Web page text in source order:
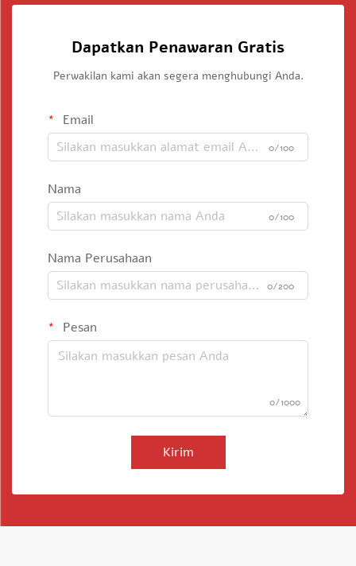
Dapatkan Penawaran Gratis
Perwakilan kami akan segera menghubungi Anda.
Email
0/100
Nama
0/100
Nama Perusahaan
0/200
Pesan
0/1000
Kirim